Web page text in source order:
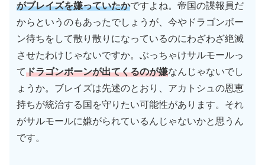
がブレイズを嫌っていたかですよね。帝国の諜報員だ
からというのもあったでしょうが、今やドラゴンボー
ン待ちをして散り散りになっているのにわざわざ絶滅
させたわけじゃないですか。ぶっちゃけサルモールっ
てドラゴンボーンが出てくるのが嫌なんじゃないでし
ょうか。ブレイズは先述のとおり、アカトシュの恩恵
持ちが統治する国を守りたい可能性があります。それ
がサルモールに嫌がられているんじゃないかと思うん
です。